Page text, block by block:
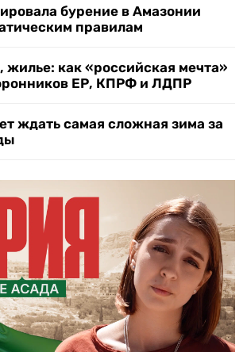
бурение в Амазонии
правилам
жилье: как «российская мечта»
ЕР, КПРФ и ЛДПР
ждать самая сложная зима за